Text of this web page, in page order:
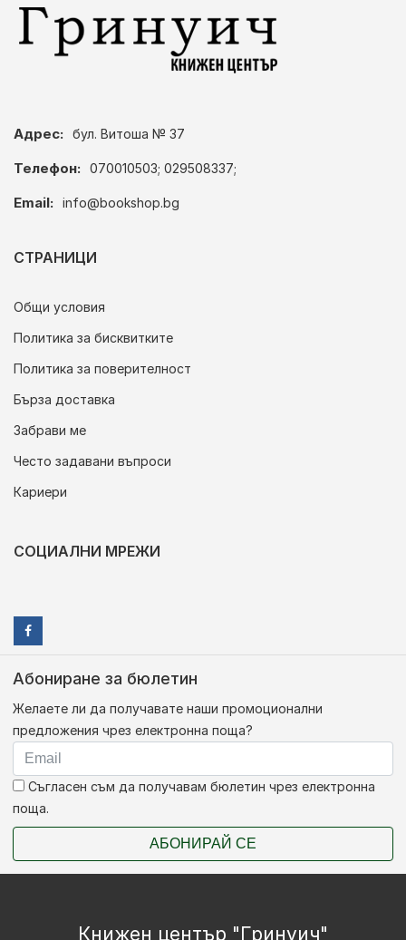
Адрес: бул. Витоша № 37
Телефон: 070010503; 029508337;
Email: info@bookshop.bg
СТРАНИЦИ
Общи условия
Политика за бисквитките
Политика за поверителност
Бърза доставка
Забрави ме
Често задавани въпроси
Кариери
СОЦИАЛНИ МРЕЖИ
Абониране за бюлетин
Желаете ли да получавате наши промоционални
предложения чрез електронна поща?
Съгласен съм да получавам бюлетин чрез електронна
поща.
АБОНИРАЙ СЕ
Книжен център "Гринуич"